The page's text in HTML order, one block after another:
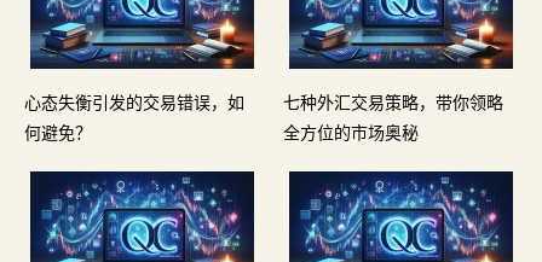
心态失衡引发的交易错误，如
何避免？
七种外汇交易策略，带你领略
全方位的市场奥秘